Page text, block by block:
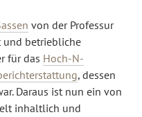
von der Professur
und betriebliche
für das Hoch-N-
, dessen
Daraus ist nun ein von
inhaltlich und